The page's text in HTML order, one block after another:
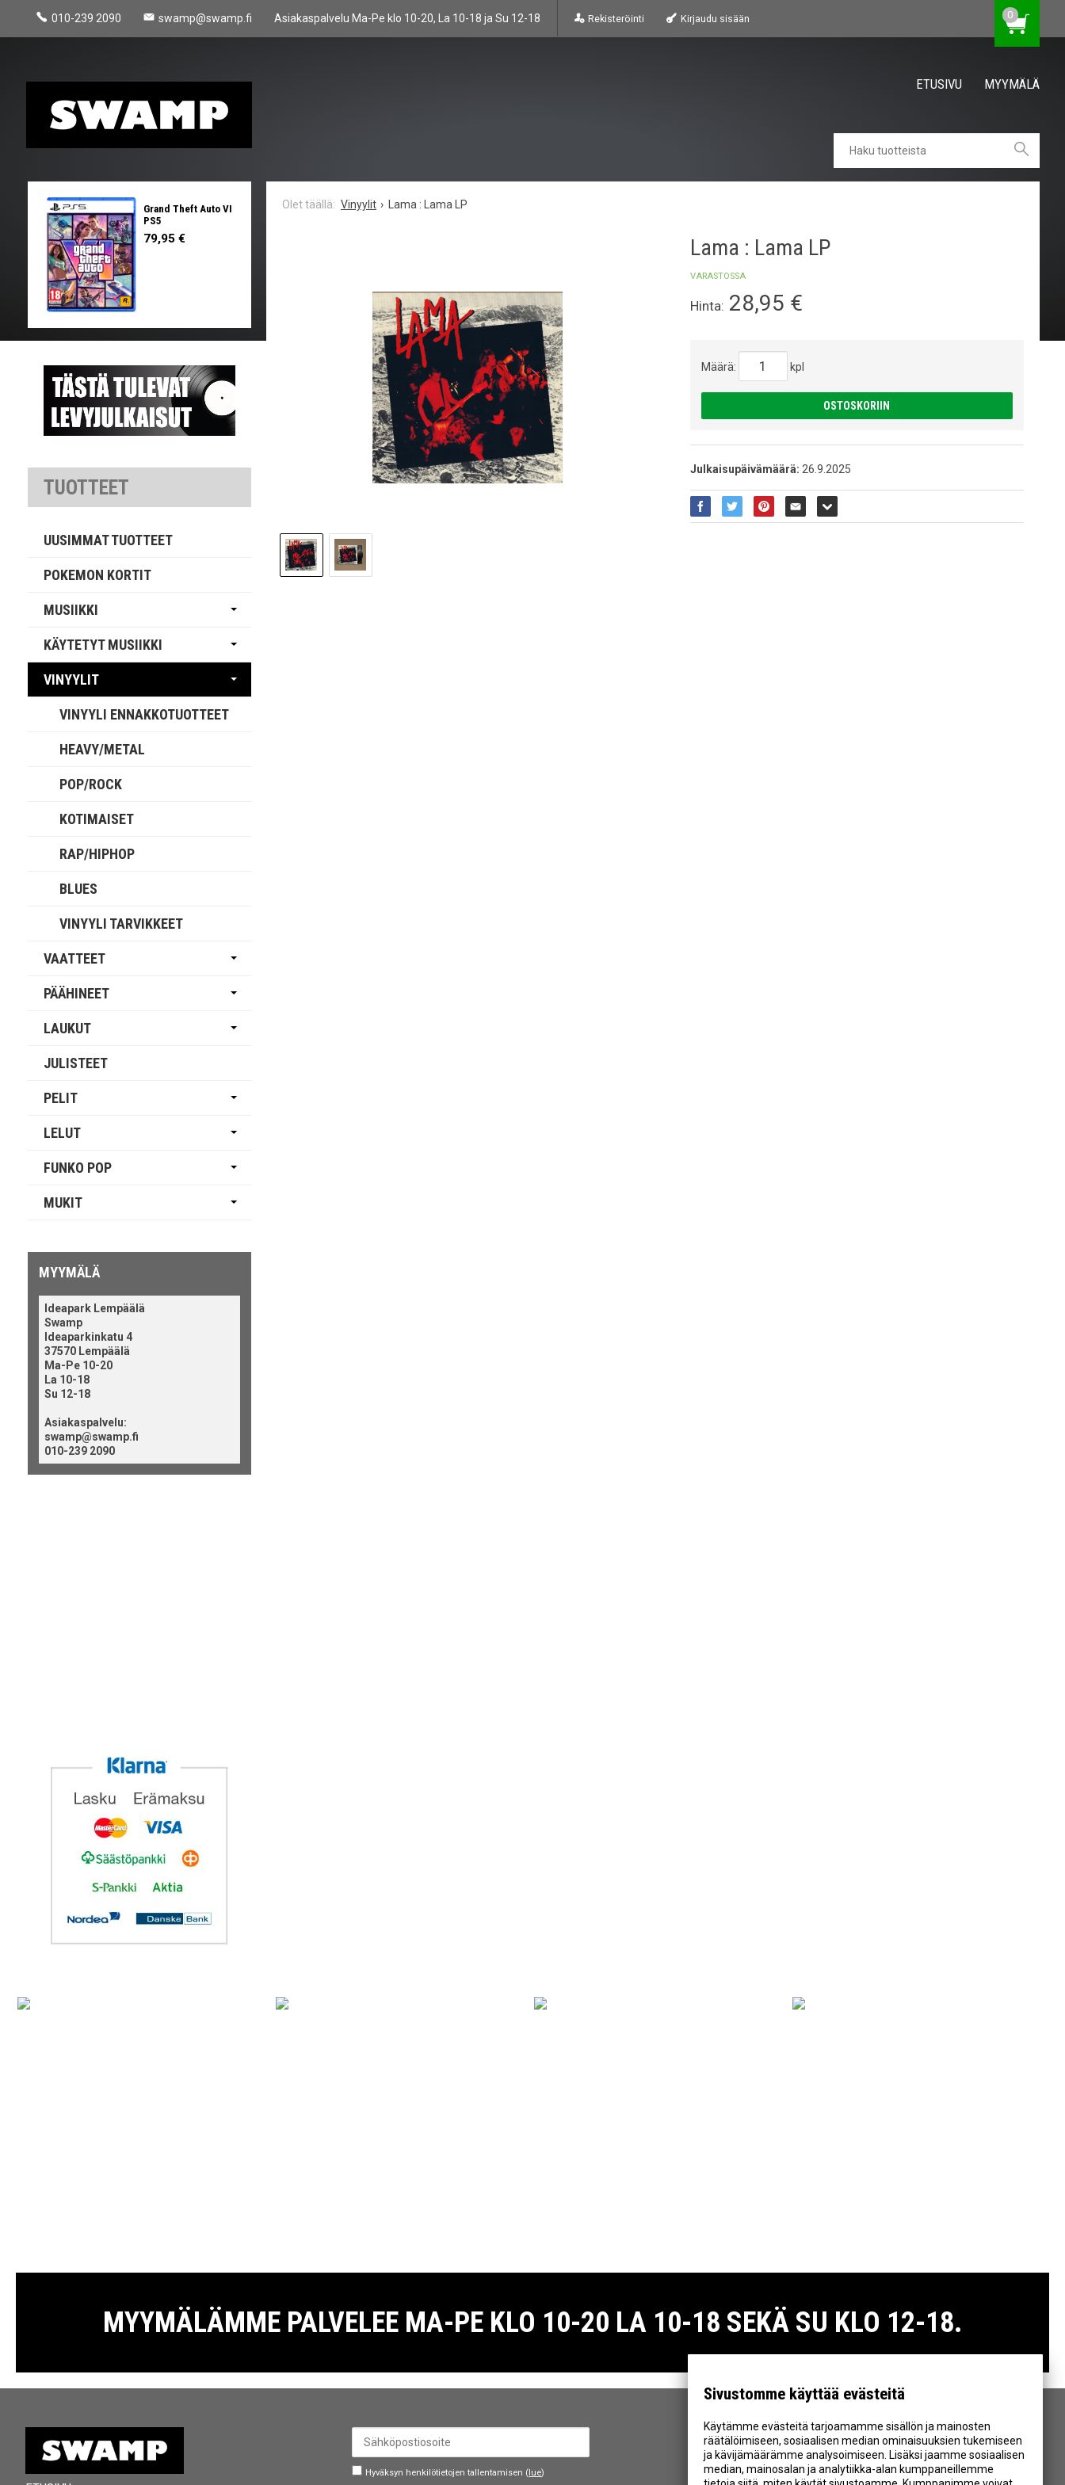
Sivustomme käyttää evästeitä
Käytämme evästeitä tarjoamamme sisällön ja mainosten
räätälöimiseen, sosiaalisen median ominaisuuksien tukemiseen
ja kävijämäärämme analysoimiseen. Lisäksi jaamme sosiaalisen
median, mainosalan ja analytiikka-alan kumppaneillemme
010-239 2090 swamp@swamp.fi Asiakaspalvelu Ma-Pe klo 10-20, La 10-18 ja Su 12-18 Rekisteröinti Kirjaudu sisään 0
ETUSIVU MYYMÄLÄ
Vinyylit Lama : Lama LP
Lama : Lama LP
VARASTOSSA
Hinta: 28,95 €
Määrä: kpl
OSTOSKORIIN
Julkaisupäivämäärä: 26.9.2025
Grand Theft Auto VI
PS5
79,95 €
TUOTTEET
UUSIMMAT TUOTTEET
POKEMON KORTIT
MUSIIKKI
KÄYTETYT MUSIIKKI
VINYYLIT
VINYYLI ENNAKKOTUOTTEET
HEAVY/METAL
POP/ROCK
KOTIMAISET
RAP/HIPHOP
BLUES
VINYYLI TARVIKKEET
VAATTEET
PÄÄHINEET
LAUKUT
JULISTEET
PELIT
LELUT
FUNKO POP
MUKIT
MYYMÄLÄ
Ideapark Lempäälä
Swamp
Ideaparkinkatu 4
37570 Lempäälä
Ma-Pe 10-20
La 10-18
Su 12-18
Asiakaspalvelu:
swamp@swamp.fi
010-239 2090
MYYMÄLÄMME PALVELEE MA-PE KLO 10-20 LA 10-18 SEKÄ SU KLO 12-18.
Hyväksyn henkilötietojen tallentamisen ( lue)
SEURAA MEITÄ